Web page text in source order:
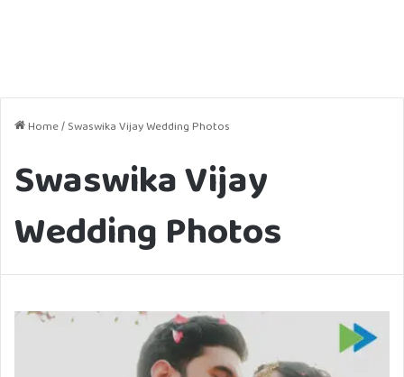
Home/ Swaswika Vijay Wedding Photos
Swaswika Vijay
Wedding Photos